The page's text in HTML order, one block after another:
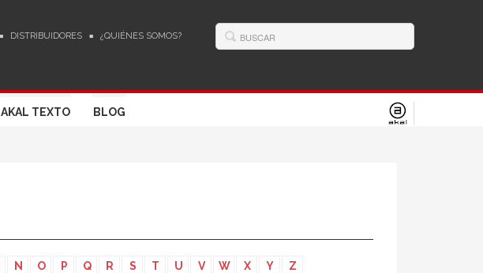
DISTRIBUIDORES ¿QUIÉNES SOMOS?
AKAL TEXTO BLOG
N O P Q R S T U V W X Y Z